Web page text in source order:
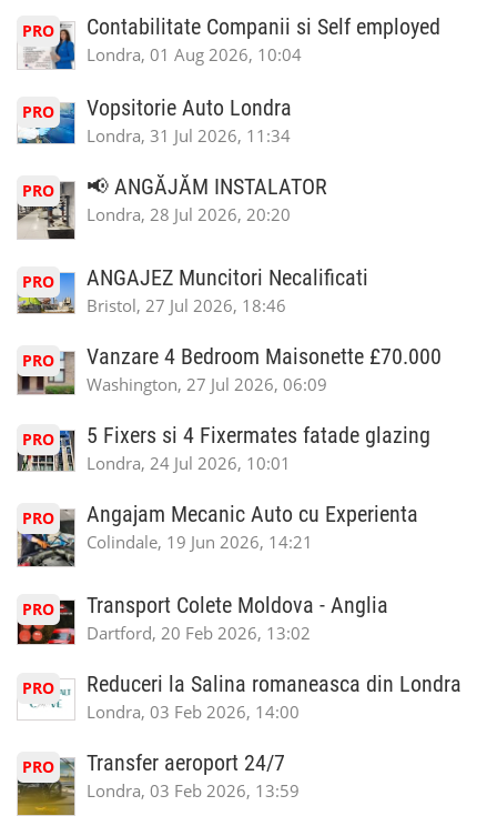
PRO Contabilitate Companii si Self employed
Londra, 01 Aug 2026, 10:04
PRO Vopsitorie Auto Londra
Londra, 31 Jul 2026, 11:34
PRO 📢 ANGĂJĂM INSTALATOR
Londra, 28 Jul 2026, 20:20
PRO ANGAJEZ Muncitori Necalificati
Bristol, 27 Jul 2026, 18:46
PRO Vanzare 4 Bedroom Maisonette £70.000
Washington, 27 Jul 2026, 06:09
PRO 5 Fixers si 4 Fixermates fatade glazing
Londra, 24 Jul 2026, 10:01
PRO Angajam Mecanic Auto cu Experienta
Colindale, 19 Jun 2026, 14:21
PRO Transport Colete Moldova - Anglia
Dartford, 20 Feb 2026, 13:02
PRO Reduceri la Salina romaneasca din Londra
Londra, 03 Feb 2026, 14:00
PRO Transfer aeroport 24/7
Londra, 03 Feb 2026, 13:59